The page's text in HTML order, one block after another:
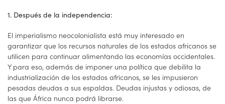
1. Después de la independencia:
El imperialismo neocolonialista está muy interesado en
garantizar que los recursos naturales de los estados africanos se
utilicen para continuar alimentando las economías occidentales.
Y para eso, además de imponer una política que debilita la
industrialización de los estados africanos, se les impusieron
pesadas deudas a sus espaldas. Deudas injustas y odiosas, de
las que África nunca podrá librarse.